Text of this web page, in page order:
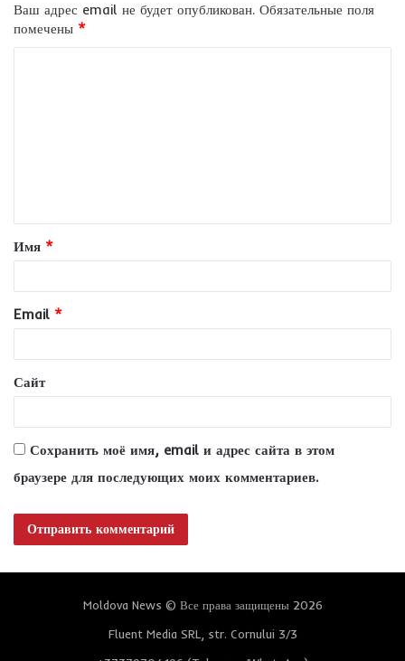
Ваш адрес email не будет опубликован. Обязательные поля
помечены *
т
а
и
й
*
Имя *
Email *
Сайт
Сохранить моё имя, email и адрес сайта в этом
браузере для последующих моих комментариев.
Moldova News © Все права защищены 2026
Fluent Media SRL, str. Cornului 3/3